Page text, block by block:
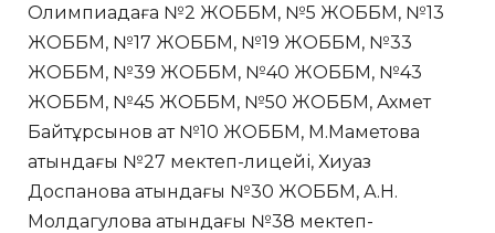
Олимпиадаға №2 ЖОББМ, №5 ЖОББМ, №13
ЖОББМ, №17 ЖОББМ, №19 ЖОББМ, №33
ЖОББМ, №39 ЖОББМ, №40 ЖОББМ, №43
ЖОББМ, №45 ЖОББМ, №50 ЖОББМ, Ахмет
Байтұрсынов ат №10 ЖОББМ, М.Маметова
атындағы №27 мектеп-лицейі, Хиуаз
Доспанова атындағы №30 ЖОББМ, А.Н.
Молдагулова атындағы №38 мектеп-